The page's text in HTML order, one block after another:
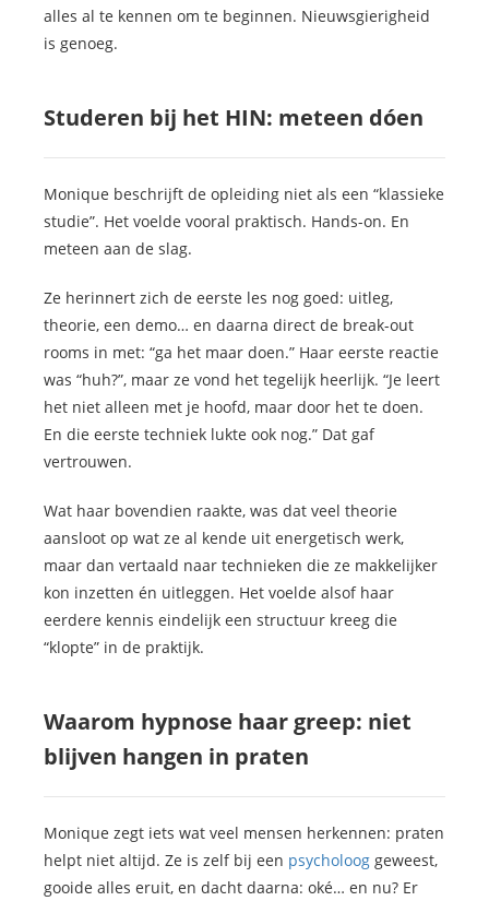
alles al te kennen om te beginnen. Nieuwsgierigheid
is genoeg.
Studeren bij het HIN: meteen dóen
Monique beschrijft de opleiding niet als een “klassieke
studie”. Het voelde vooral praktisch. Hands-on. En
meteen aan de slag.
Ze herinnert zich de eerste les nog goed: uitleg,
theorie, een demo… en daarna direct de break-out
rooms in met: “ga het maar doen.” Haar eerste reactie
was “huh?”, maar ze vond het tegelijk heerlijk. “Je leert
het niet alleen met je hoofd, maar door het te doen.
En die eerste techniek lukte ook nog.” Dat gaf
vertrouwen.
Wat haar bovendien raakte, was dat veel theorie
aansloot op wat ze al kende uit energetisch werk,
maar dan vertaald naar technieken die ze makkelijker
kon inzetten én uitleggen. Het voelde alsof haar
eerdere kennis eindelijk een structuur kreeg die
“klopte” in de praktijk.
Waarom hypnose haar greep: niet
blijven hangen in praten
Monique zegt iets wat veel mensen herkennen: praten
helpt niet altijd. Ze is zelf bij een psycholoog geweest,
gooide alles eruit, en dacht daarna: oké… en nu? Er